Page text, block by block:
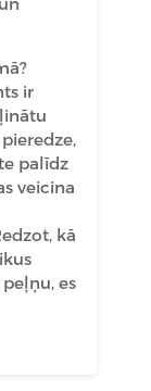
ir
palīdz
veicina
kā
es